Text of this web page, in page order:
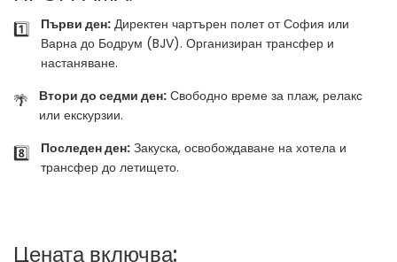
1️⃣ Първи ден: Директен чартърен полет от София или
Варна до Бодрум (BJV). Организиран трансфер и
настаняване.
🌴 Втори до седми ден: Свободно време за плаж, релакс
или екскурзии.
8️⃣ Последен ден: Закуска, освобождаване на хотела и
трансфер до летището.
Цената включва: